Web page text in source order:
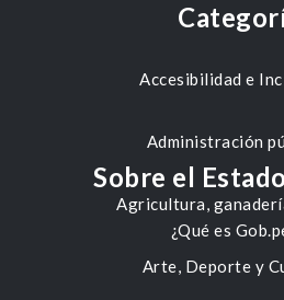
Accesibilidad e
Administración
Agricultura,
Arte, Deporte y
Sobre el
¿Qué es